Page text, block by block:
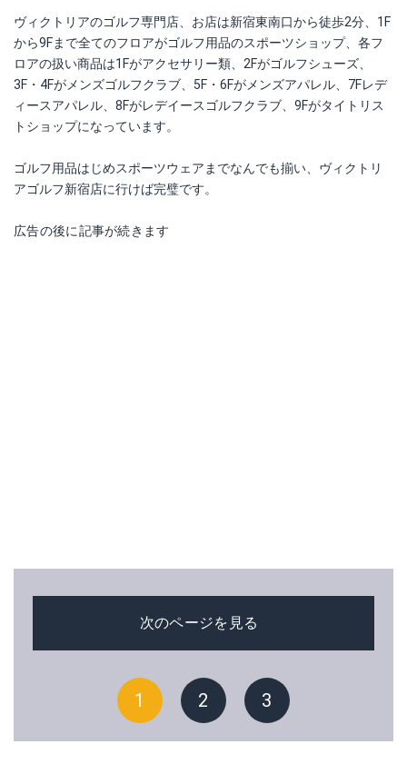
ヴィクトリアのゴルフ専門店、お店は新宿東南口から徒歩2分、1F
から9Fまで全てのフロアがゴルフ用品のスポーツショップ、各フ
ロアの扱い商品は1Fがアクセサリー類、2Fがゴルフシューズ、
3F・4Fがメンズゴルフクラブ、5F・6Fがメンズアパレル、7Fレデ
ィースアパレル、8Fがレデイースゴルフクラブ、9Fがタイトリス
トショップになっています。
ゴルフ用品はじめスポーツウェアまでなんでも揃い、ヴィクトリ
アゴルフ新宿店に行けば完璧です。
広告の後に記事が続きます
次のページを見る
1 2 3